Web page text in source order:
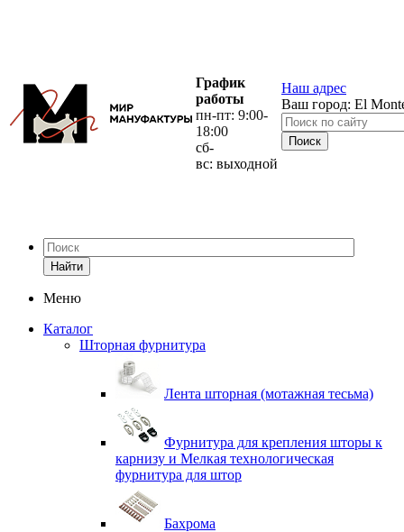
График
работы
пн-пт: 9:00-
18:00
сб-
вс: выходной
Наш адрес
Ваш город: El
Найти
Меню
Каталог
Шторная фурнитура
Лента шторная (мотажная тесьма)
Фурнитура для крепления шторы к
карнизу и Мелкая технологическая
фурнитура для штор
Бахрома